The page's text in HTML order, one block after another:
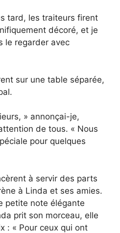
tard, les traiteurs firent
décoré, et je
le regarder avec
sur une table séparée,
» annonçai-je,
de tous. « Nous
pour quelques
à servir des parts
à Linda et ses amies.
petite note élégante
prit son morceau, elle
: « Pour ceux qui ont